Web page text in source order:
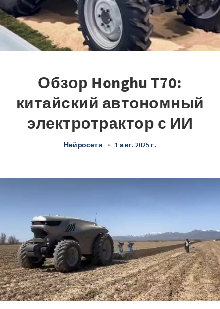
Обзор Honghu T70:
китайский автономный
электротрактор с ИИ
Нейросети • 1 авг. 2025 г.